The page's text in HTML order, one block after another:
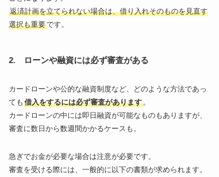
返済計画を立てられない場合は、借り入れそのものを見直す
選択も重要です。
2. ローンや融資には必ず審査がある
カードローンや公的な融資制度など、どのような方法であっ
ても 借入をするには必ず審査があります。
カードローンの中には即日融資が可能なものもありますが、
審査に数日から数週間かかるケースも。
急ぎでお金が必要な場合は注意が必要です。
審査を受ける際には、一般的に以下の書類が求められます。